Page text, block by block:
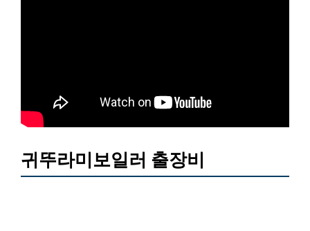
귀뚜라미보일러 출장비